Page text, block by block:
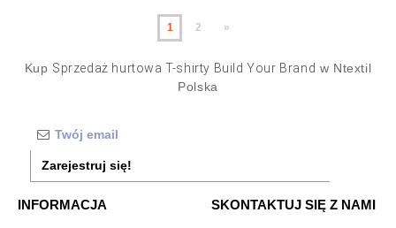
1 2 »
Kup Sprzedaż hurtowa T-shirty Build Your Brand w Ntextil
Polska
Zarejestruj się!
INFORMACJA SKONTAKTUJ SIĘ Z NAMI